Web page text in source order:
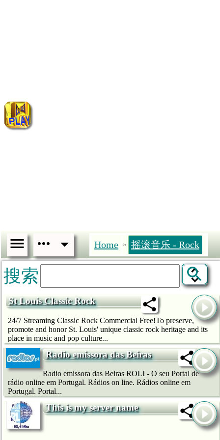
Home » 摇滚音乐 - Rock
搜索
St Louis Classic Rock
24/7 Streaming Classic Rock Commercial Free!To preserve,
promote and honor St. Louis' unique classic rock heritage and its
place in music and pop culture...
Radio emissora das Beiras
Radio emissora das Beiras ROLI - O seu Portal de
rádio online em Portugal. Rádios on line. Rádios online em
Portugal. Portal...
This is my server name